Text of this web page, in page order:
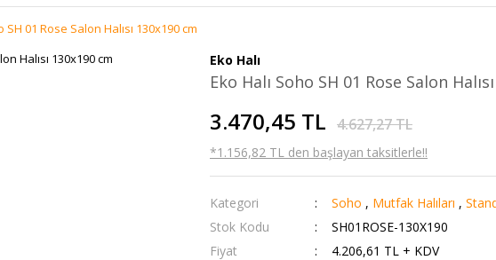
SH 01 Rose Salon Halısı 130x190 cm
Eko Halı
Eko Halı Soho SH 01 Rose Salon
3.470,45 TL 4.627,27 TL
*1.156,82 TL den başlayan taksitlerle!!
Kategori Soho , Mutfak Halıları ,
Stok Kodu
SH01ROSE-130X190
Fiyat
4.206,61 TL + KDV